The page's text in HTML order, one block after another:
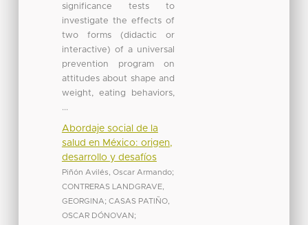
significance tests to
investigate the effects of
two forms (didactic or
interactive) of a universal
prevention program on
attitudes about shape and
weight, eating behaviors,
...
Abordaje social de la
salud en México: origen,
desarrollo y desafíos
Piñón Avilés, Oscar Armando;
CONTRERAS LANDGRAVE,
GEORGINA; CASAS PATIÑO,
OSCAR DÓNOVAN ;